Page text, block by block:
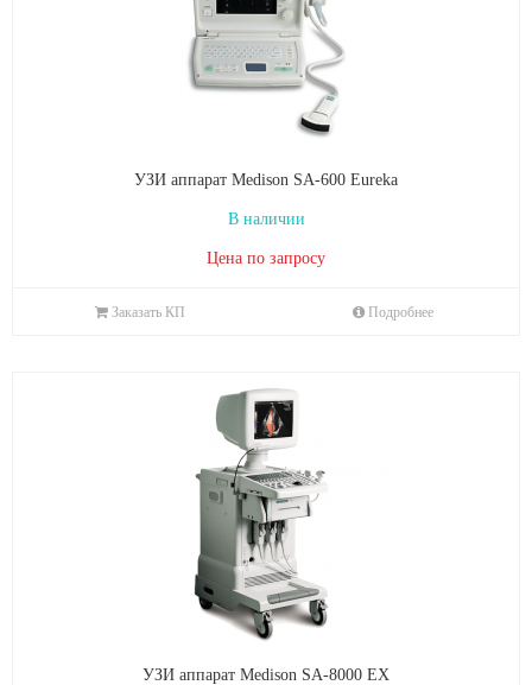
УЗИ аппарат Medison SA-600 Eureka
В наличии
Цена по запросу
Заказать КП Подробнее
УЗИ аппарат Medison SA-8000 EX